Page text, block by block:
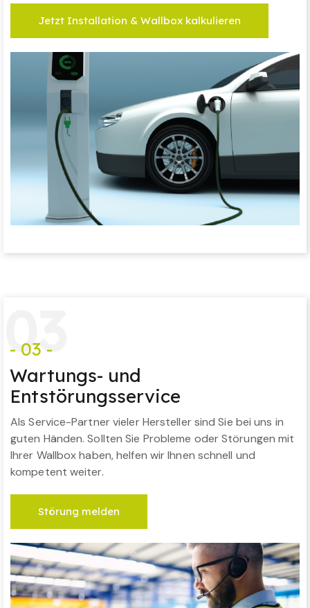
Jetzt Installation & Wallbox kalkulieren
03
- 03 -
Wartungs- und
Entstörungsservice
Als Service-Partner vieler Hersteller sind Sie bei uns in
guten Händen. Sollten Sie Probleme oder Störungen mit
Ihrer Wallbox haben, helfen wir Ihnen schnell und
kompetent weiter.
Störung melden